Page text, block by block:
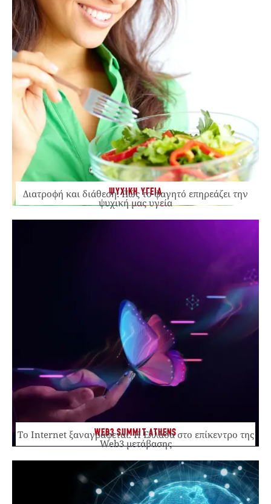
ΨΥΧΙΚΗ ΥΓΕΙΑ
Διατροφή και διάθεση: Πώς το φαγητό επηρεάζει την
ψυχική μας υγεία
WEB3 SUMMIT ATHENS
Το Internet ξαναγράφεται. Η Ελλάδα στο επίκεντρο της
Web3 μετάβασης